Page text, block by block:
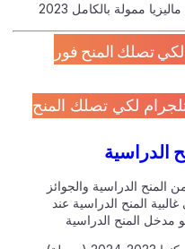
ممولة بالكامل 2023
تصلك المنح فور
لكي تصلك المنح
الدراسية والجوائز
المنح الدراسية عند
المنح الدراسية